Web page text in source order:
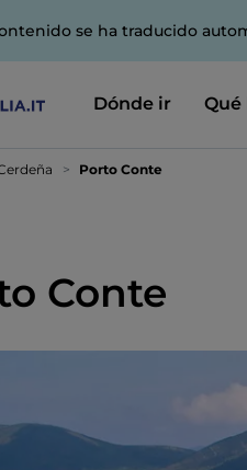
se ha traducido
Dónde ir Qué
Porto Conte
Conte